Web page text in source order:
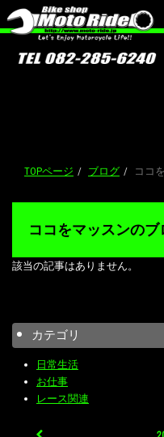
TOPページ ブログ ココ
ココをマッスンのブ
該当の記事はありません。
カテゴリ
日常生活
お仕事
レース関連